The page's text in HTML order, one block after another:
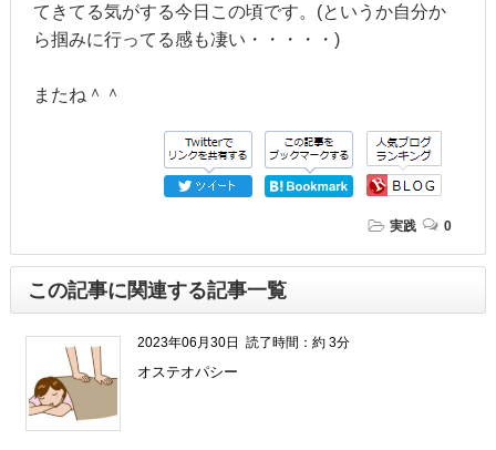
てきてる気がする今日この頃です。(というか自分か
ら掴みに行ってる感も凄い・・・・・)
またね＾＾
実践 0
この記事に関連する記事一覧
2023年06月30日 読了時間：約 3分
オステオパシー